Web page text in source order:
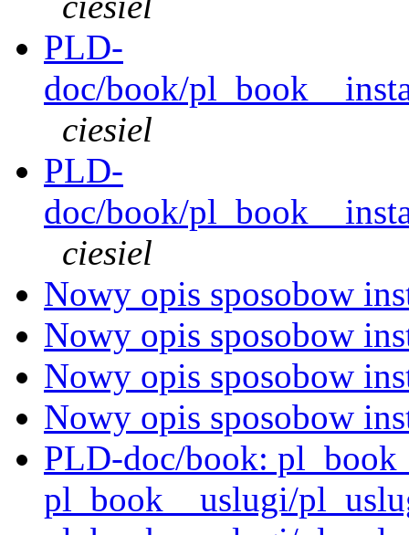
PLD-
doc/book/
ciesiel
PLD-
doc/book/
ciesiel
Nowy opis sposobow
Nowy opis sposobow
Nowy opis sposobow
Nowy opis sposobow
PLD-doc/book:
pl_book__uslugi/